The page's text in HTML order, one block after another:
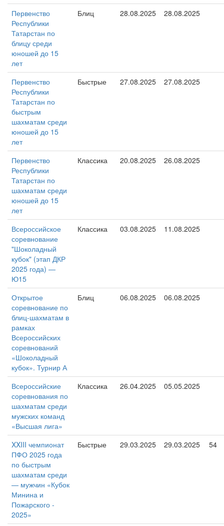
Первенство
Республики
Татарстан по
блицу среди
юношей до 15
лет
Блиц 28.08.2025 28.08.2025
Первенство
Республики
Татарстан по
быстрым
шахматам среди
юношей до 15
лет
Быстрые 27.08.2025 27.08.2025
Первенство
Республики
Татарстан по
шахматам среди
юношей до 15
лет
Классика 20.08.2025 26.08.2025
Всероссийское
соревнование
"Шоколадный
кубок" (этап ДКР
2025 года) —
Ю15
Классика 03.08.2025 11.08.2025
Открытое
соревнование по
блиц-шахматам в
рамках
Всероссийских
соревнований
«Шоколадный
кубок». Турнир А
Блиц 06.08.2025 06.08.2025
Всероссийские
соревнования по
шахматам среди
мужских команд
«Высшая лига»
Классика 26.04.2025 05.05.2025
XXIII чемпионат
ПФО 2025 года
по быстрым
шахматам среди
— мужчин «Кубок
Минина и
Пожарского -
2025»
Быстрые 29.03.2025 29.03.2025 54